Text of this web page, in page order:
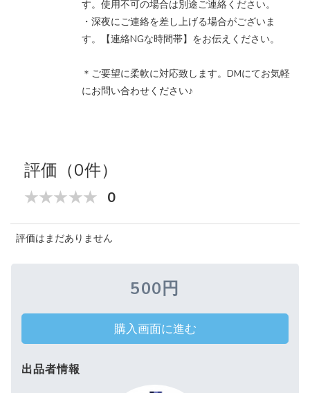
す。使用不可の場合は別途ご連絡ください。
・深夜にご連絡を差し上げる場合がございま
す。【連絡NGな時間帯】をお伝えください。
＊ご要望に柔軟に対応致します。DMにてお気軽
にお問い合わせください♪
評価（0件）
0
評価はまだありません
500円
購入画面に進む
出品者情報